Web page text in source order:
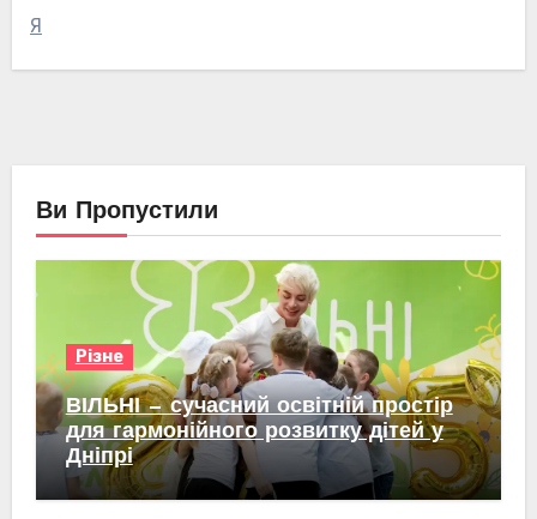
Я
Ви Пропустили
Різне
ВІЛЬНІ — сучасний освітній простір
для гармонійного розвитку дітей у
Дніпрі